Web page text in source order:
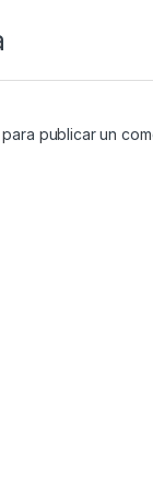
para publicar un